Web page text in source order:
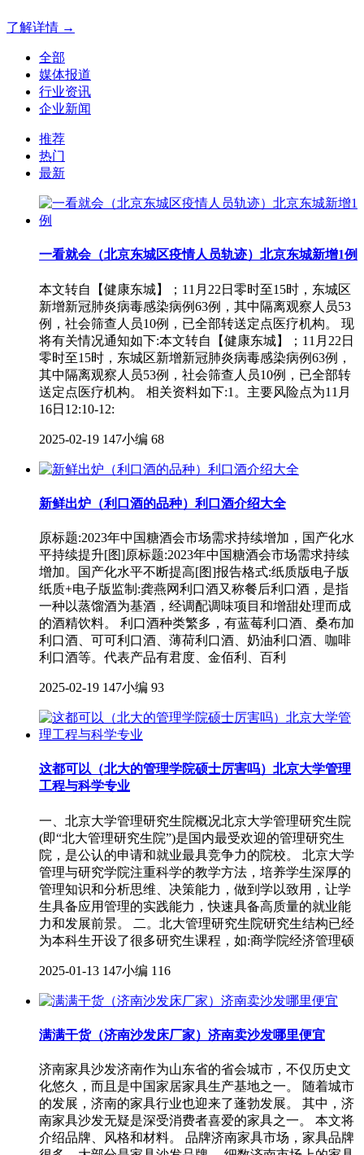
了解详情 →
全部
媒体报道
行业资讯
企业新闻
推荐
热门
最新
一看就会（北京东城区疫情人员轨迹）北京东城新增1例
本文转自【健康东城】；11月22日零时至15时，东城区
新增新冠肺炎病毒感染病例63例，其中隔离观察人员53
例，社会筛查人员10例，已全部转送定点医疗机构。 现
将有关情况通知如下:本文转自【健康东城】；11月22日
零时至15时，东城区新增新冠肺炎病毒感染病例63例，
其中隔离观察人员53例，社会筛查人员10例，已全部转
送定点医疗机构。 相关资料如下:1。主要风险点为11月
16日12:10-12:
2025-02-19 147小编 68
新鲜出炉（利口酒的品种）利口酒介绍大全
原标题:2023年中国糖酒会市场需求持续增加，国产化水
平持续提升[图]原标题:2023年中国糖酒会市场需求持续
增加。国产化水平不断提高[图]报告格式:纸质版电子版
纸质+电子版监制:龚燕网利口酒又称餐后利口酒，是指
一种以蒸馏酒为基酒，经调配调味项目和增甜处理而成
的酒精饮料。 利口酒种类繁多，有蓝莓利口酒、桑布加
利口酒、可可利口酒、薄荷利口酒、奶油利口酒、咖啡
利口酒等。代表产品有君度、金佰利、百利
2025-02-19 147小编 93
这都可以（北大的管理学院硕士厉害吗）北京大学管理
工程与科学专业
一、北京大学管理研究生院概况北京大学管理研究生院
(即“北大管理研究生院”)是国内最受欢迎的管理研究生
院，是公认的申请和就业最具竞争力的院校。 北京大学
管理与研究学院注重科学的教学方法，培养学生深厚的
管理知识和分析思维、决策能力，做到学以致用，让学
生具备应用管理的实践能力，快速具备高质量的就业能
力和发展前景。 二。北大管理研究生院研究生结构已经
为本科生开设了很多研究生课程，如:商学院经济管理硕
2025-01-13 147小编 116
满满干货（济南沙发床厂家）济南卖沙发哪里便宜
济南家具沙发济南作为山东省的省会城市，不仅历史文
化悠久，而且是中国家居家具生产基地之一。 随着城市
的发展，济南的家具行业也迎来了蓬勃发展。 其中，济
南家具沙发无疑是深受消费者喜爱的家具之一。 本文将
介绍品牌、风格和材料。 品牌济南家具市场，家具品牌